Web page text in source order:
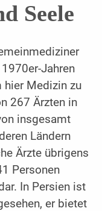
Seele
Jahren
hier Medizin zu
267 Ärzten in
insgesamt
Ländern
Ärzte übrigens
Personen
In Persien ist
er bietet